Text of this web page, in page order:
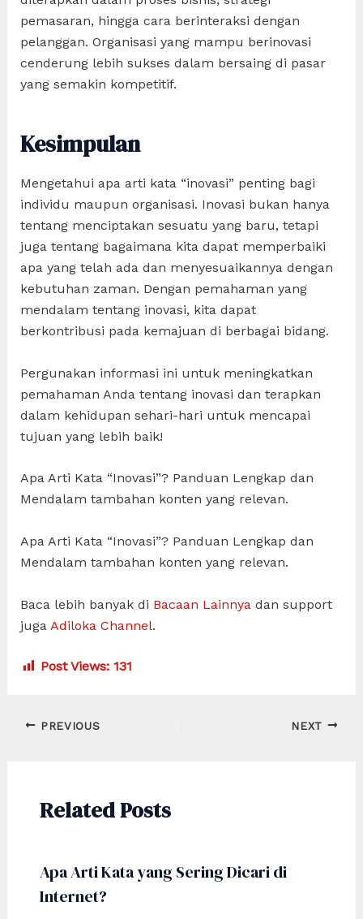
pemasaran, hingga cara berinteraksi dengan
pelanggan. Organisasi yang mampu berinovasi
cenderung lebih sukses dalam bersaing di pasar
yang semakin kompetitif.
Kesimpulan
Mengetahui apa arti kata “inovasi” penting bagi
individu maupun organisasi. Inovasi bukan hanya
tentang menciptakan sesuatu yang baru, tetapi
juga tentang bagaimana kita dapat memperbaiki
apa yang telah ada dan menyesuaikannya dengan
kebutuhan zaman. Dengan pemahaman yang
mendalam tentang inovasi, kita dapat
berkontribusi pada kemajuan di berbagai bidang.
Pergunakan informasi ini untuk meningkatkan
pemahaman Anda tentang inovasi dan terapkan
dalam kehidupan sehari-hari untuk mencapai
tujuan yang lebih baik!
Apa Arti Kata “Inovasi”? Panduan Lengkap dan
Mendalam tambahan konten yang relevan.
Apa Arti Kata “Inovasi”? Panduan Lengkap dan
Mendalam tambahan konten yang relevan.
Baca lebih banyak di Bacaan Lainnya dan support
juga Adiloka Channel.
Post Views: 131
Post
PREVIOUS NEXT
Related Posts
Apa Arti Kata yang Sering Dicari di
Internet?